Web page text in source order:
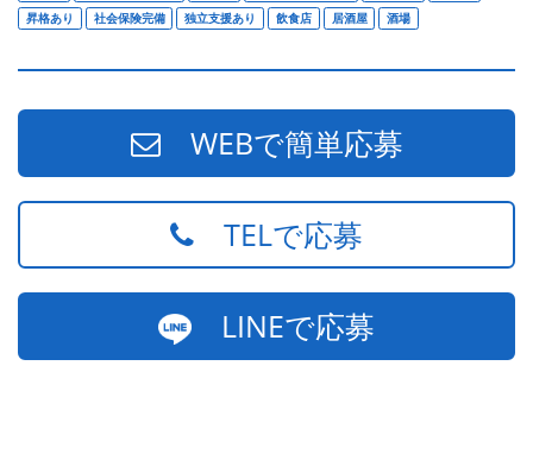
昇格あり
社会保険完備 独立支援あり 飲食店 居酒屋 酒場
WEBで簡単応募
TELで応募
LINEで応募